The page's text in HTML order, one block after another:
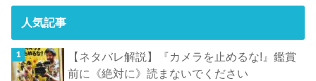
人気記事
【ネタバレ解説】『カメラを止めるな!』鑑賞
前に《絶対に》読まないでください